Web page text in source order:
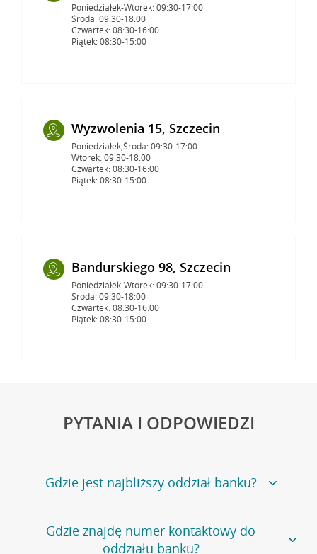
Poniedziałek-Wtorek: 09:30-17:00
Środa: 09:30-18:00
Czwartek: 08:30-16:00
Piątek: 08:30-15:00
Wyzwolenia 15, Szczecin
Poniedziałek,Środa: 09:30-17:00
Wtorek: 09:30-18:00
Czwartek: 08:30-16:00
Piątek: 08:30-15:00
Bandurskiego 98, Szczecin
Poniedziałek-Wtorek: 09:30-17:00
Środa: 09:30-18:00
Czwartek: 08:30-16:00
Piątek: 08:30-15:00
PYTANIA I ODPOWIEDZI
Gdzie jest najbliższy oddział banku?
Jeśli szukasz oddziału naszego banku, zapraszamy na
stronęPlacówki i bankomaty, na której znajduje się
wygodna wyszukiwarka.
Gdzie znajdę numer kontaktowy do
oddziału banku?